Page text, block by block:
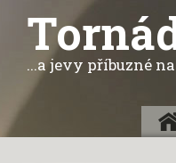
...a jevy příbuzné